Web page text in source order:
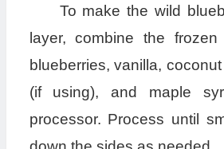
To make the wild
layer, combine the
blueberries, vanilla,
(if using), and maple
processor. Process until